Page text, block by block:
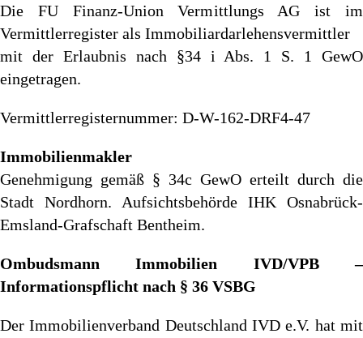
Die FU Finanz-Union Vermittlungs AG ist im
Vermittlerregister als Immobiliardarlehensvermittler
mit der Erlaubnis nach §34 i Abs. 1 S. 1 GewO
eingetragen.
Vermittlerregisternummer: D-W-162-DRF4-47
Immobilienmakler
Genehmigung gemäß § 34c GewO erteilt durch die
Stadt Nordhorn. Aufsichtsbehörde IHK Osnabrück-
Emsland-Grafschaft Bentheim.
Ombudsmann Immobilien IVD/VPB –
Informationspflicht nach § 36 VSBG
Der Immobilienverband Deutschland IVD e.V. hat mit